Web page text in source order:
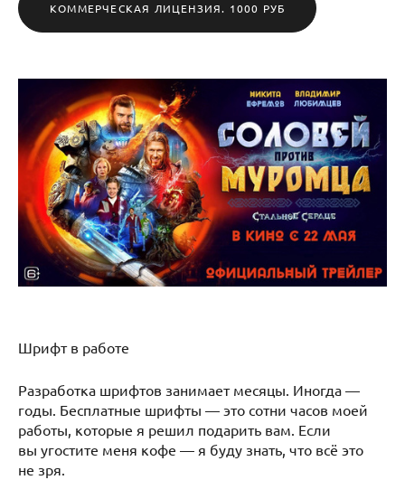
КОММЕРЧЕСКАЯ ЛИЦЕНЗИЯ. 1000 РУБ
Шрифт в работе
Разработка шрифтов занимает месяцы. Иногда —
годы. Бесплатные шрифты — это сотни часов моей
работы, которые я решил подарить вам. Если
вы угостите меня кофе — я буду знать, что всё это
не зря.